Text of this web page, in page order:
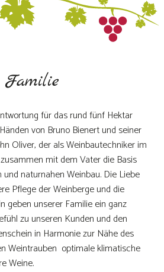
Familie
für das rund fünf Hektar
von Bruno Bienert und seiner
Oliver, der als Weinbautechniker im
mit dem Vater die Basis
naturnahen Weinbau. Die Liebe
Pflege der Weinberge und die
geben unserer Familie ein ganz
zu unseren Kunden und den
in Harmonie zur Nähe des
Weintrauben optimale klimatische
Weine.